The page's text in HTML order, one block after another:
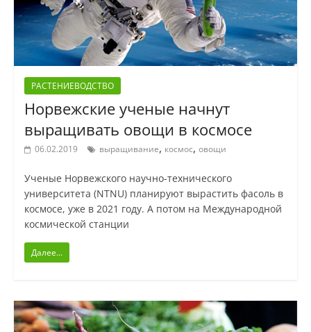
РАСТЕНИЕВОДСТВО
Норвежские ученые начнут
выращивать овощи в космосе
06.02.2019 выращивание, космос, овощи
Ученые Норвежского научно-технического
университета (NTNU) планируют вырастить фасоль в
космосе, уже в 2021 году. А потом на Международной
космической станции
Далее...